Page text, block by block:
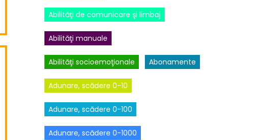
Abilităţi de comunicare şi limbaj
Abilităţi manuale
Abilităţi socioemoţionale Abonamente
Adunare, scădere 0-10
Adunare, scădere 0-100
Adunare, scădere 0-1000